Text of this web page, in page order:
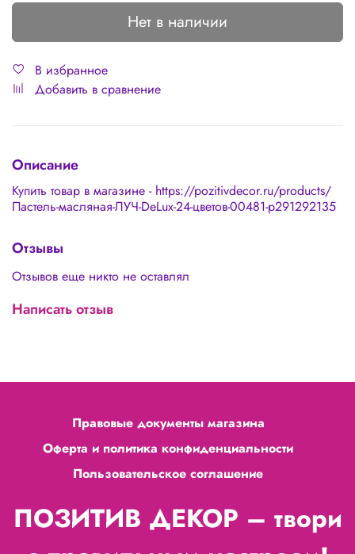
Нет в наличии
В избранное
Добавить в сравнение
Описание
Купить товар в магазине - https://pozitivdecor.ru/products/
Пастель-масляная-ЛУЧ-DeLux-24-цветов-00481-p291292135
Отзывы
Отзывов еще никто не оставлял
Написать отзыв
Правовые документы магазина
Оферта и политика конфиденциальности
Пользовательское соглашение
ПОЗИТИВ ДЕКОР – твори